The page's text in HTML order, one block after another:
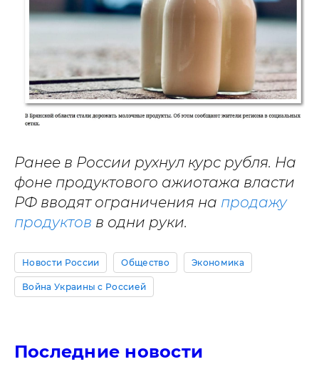
Ранее в России рухнул курс рубля. На
фоне продуктового ажиотажа власти
РФ вводят ограничения на продажу
продуктов в одни руки.
Новости России Общество Экономика
Война Украины с Россией
Последние новости